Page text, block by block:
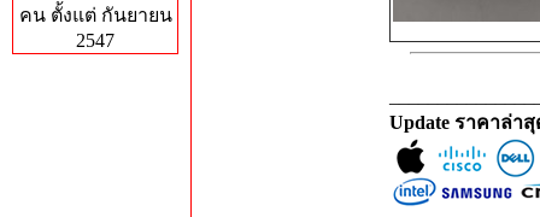
คน ตั้งแต่ กันยายน
2547
Update ราคาล่า